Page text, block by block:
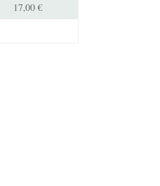
17,00 €